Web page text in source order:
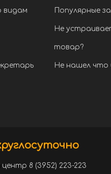
видам Популярные
Не
товар?
Не нашел что
8 (3952) 223-223